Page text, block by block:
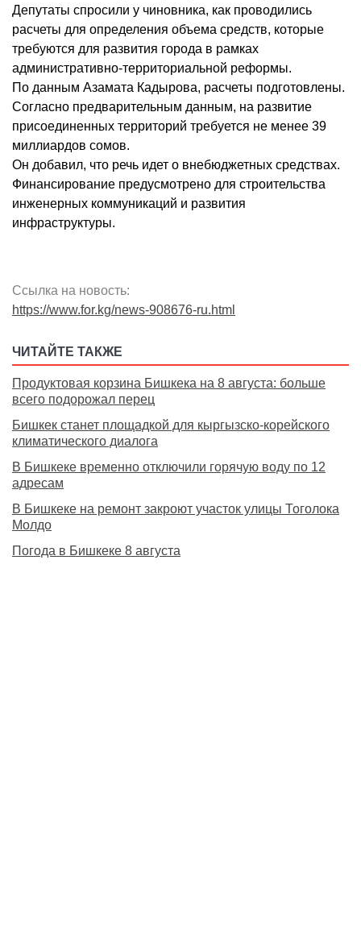
Депутаты спросили у чиновника, как проводились
расчеты для определения объема средств, которые
требуются для развития города в рамках
административно-территориальной реформы.
По данным Азамата Кадырова, расчеты подготовлены.
Согласно предварительным данным, на развитие
присоединенных территорий требуется не менее 39
миллиардов сомов.
Он добавил, что речь идет о внебюджетных средствах.
Финансирование предусмотрено для строительства
инженерных коммуникаций и развития
инфраструктуры.
Ссылка на новость:
https://www.for.kg/news-908676-ru.html
ЧИТАЙТЕ ТАКЖЕ
Продуктовая корзина Бишкека на 8 августа: больше
всего подорожал перец
Бишкек станет площадкой для кыргызско-корейского
климатического диалога
В Бишкеке временно отключили горячую воду по 12
адресам
В Бишкеке на ремонт закроют участок улицы Тоголока
Молдо
Погода в Бишкеке 8 августа